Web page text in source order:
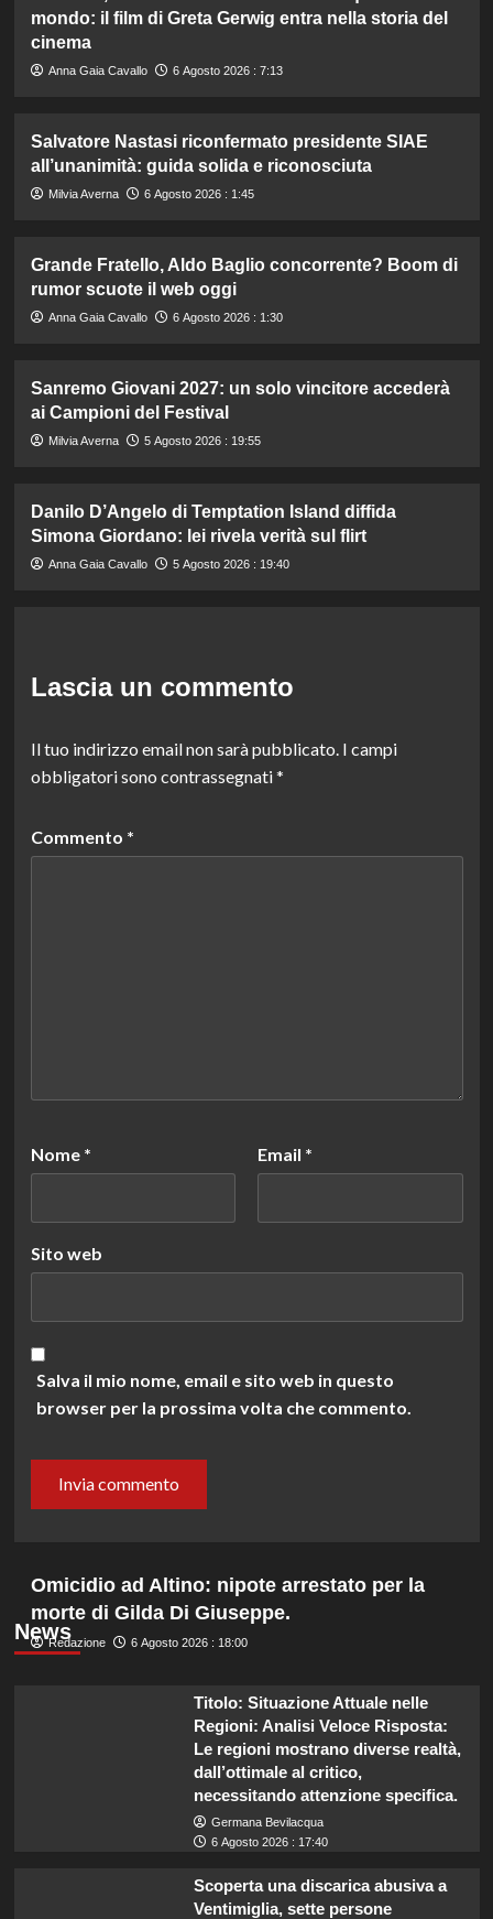
mondo: il film di Greta Gerwig entra nella storia del
cinema
Anna Gaia Cavallo 6 Agosto 2026 : 7:13
Salvatore Nastasi riconfermato presidente SIAE
all’unanimità: guida solida e riconosciuta
Milvia Averna 6 Agosto 2026 : 1:45
Grande Fratello, Aldo Baglio concorrente? Boom di
rumor scuote il web oggi
Anna Gaia Cavallo 6 Agosto 2026 : 1:30
Sanremo Giovani 2027: un solo vincitore accederà
ai Campioni del Festival
Milvia Averna 5 Agosto 2026 : 19:55
Danilo D’Angelo di Temptation Island diffida
Simona Giordano: lei rivela verità sul flirt
Anna Gaia Cavallo 5 Agosto 2026 : 19:40
Lascia un commento
Il tuo indirizzo email non sarà pubblicato. I campi
obbligatori sono contrassegnati*
Commento *
Nome * Email *
Sito web
Salva il mio nome, email e sito web in questo
browser per la prossima volta che commento.
News
Omicidio ad Altino: nipote arrestato per la
morte di Gilda Di Giuseppe.
Redazione 6 Agosto 2026 : 18:00
Titolo: Situazione Attuale nelle
Regioni: Analisi Veloce Risposta:
Le regioni mostrano diverse realtà,
dall’ottimale al critico,
necessitando attenzione specifica.
Germana Bevilacqua
6 Agosto 2026 : 17:40
Scoperta una discarica abusiva a
Ventimiglia, sette persone